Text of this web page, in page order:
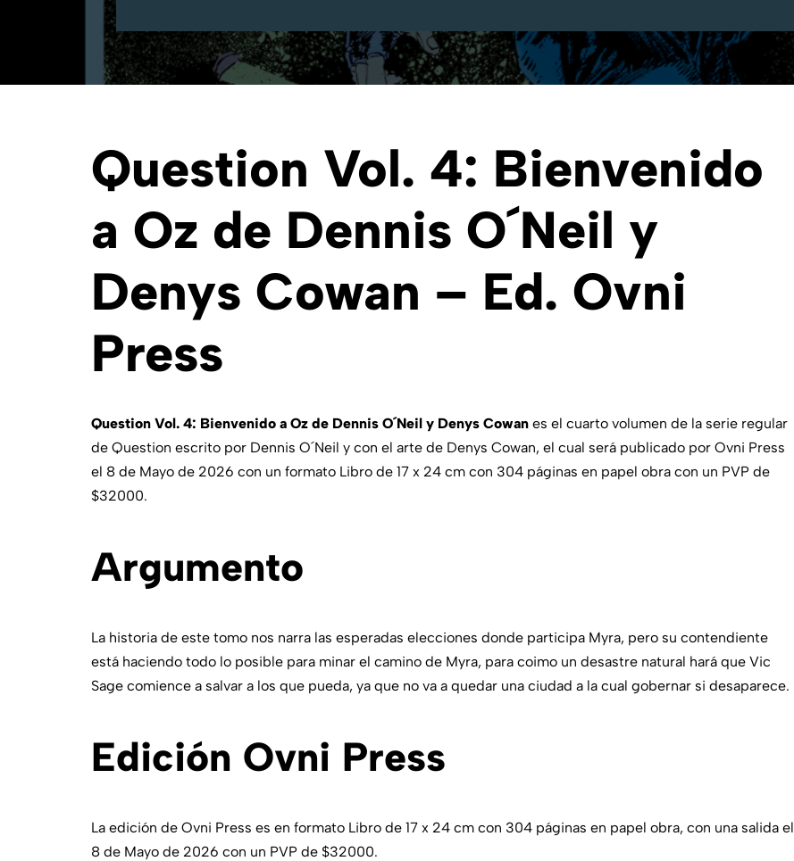
Question Vol. 4: Bienvenido
a Oz de Dennis O´Neil y
Denys Cowan – Ed. Ovni
Press
Question Vol. 4: Bienvenido a Oz de Dennis O´Neil y Denys Cowan es el cuarto volumen de la serie regular
de Question escrito por Dennis O´Neil y con el arte de Denys Cowan, el cual será publicado por Ovni Press
el 8 de Mayo de 2026 con un formato Libro de 17 x 24 cm con 304 páginas en papel obra con un PVP de
$32000.
Argumento
La historia de este tomo nos narra las esperadas elecciones donde participa Myra, pero su contendiente
está haciendo todo lo posible para minar el camino de Myra, para coimo un desastre natural hará que Vic
Sage comience a salvar a los que pueda, ya que no va a quedar una ciudad a la cual gobernar si desaparece.
Edición Ovni Press
La edición de Ovni Press es en formato Libro de 17 x 24 cm con 304 páginas en papel obra, con una salida el
8 de Mayo de 2026 con un PVP de $32000.